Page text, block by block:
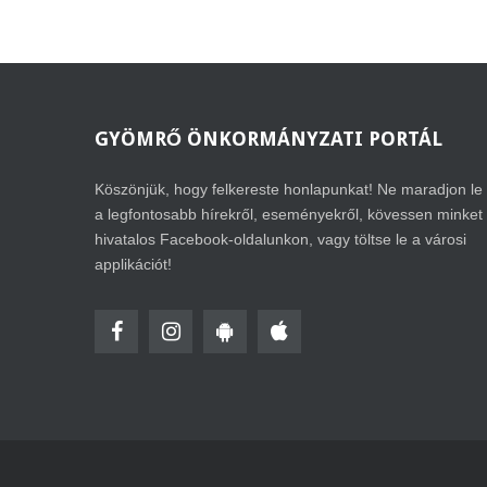
GYÖMRŐ ÖNKORMÁNYZATI PORTÁL
Köszönjük, hogy felkereste honlapunkat! Ne maradjon le
a legfontosabb hírekről, eseményekről, kövessen minket
hivatalos Facebook-oldalunkon, vagy töltse le a városi
applikációt!